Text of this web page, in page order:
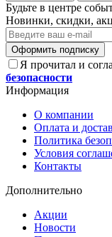
Будьте в центре
Новинки, скидки,
Оформить подписку
Я прочитал и
безопасности
Информация
О компании
Оплата и
Политика
Условия
Контакты
Дополнительно
Акции
Новости